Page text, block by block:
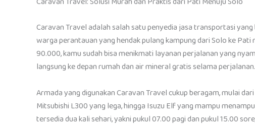
Caravan Travel adalah salah satu penyedia jasa transportasi
warga perantauan yang hendak pulang kampung dari Solo ke
90.000, kamu sudah bisa menikmati layanan perjalanan yang
langsung ke depan rumah dan air mineral gratis selama perjalanan.
Armada yang digunakan Caravan Travel cukup beragam, mulai
Mitsubishi L300 yang lega, hingga Isuzu Elf yang mampu
tersedia dua kali sehari, yakni pukul 07.00 pagi dan pukul 15.00